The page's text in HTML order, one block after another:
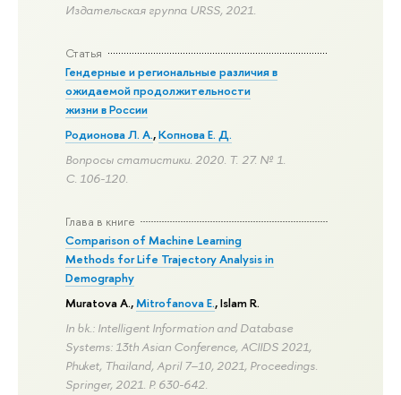
Издательская группа URSS, 2021.
Статья
Гендерные и региональные различия в
ожидаемой продолжительности
жизни в России
Родионова Л. А.,Копнова Е. Д.
Вопросы статистики. 2020. Т. 27. № 1.
С. 106-120.
Глава в книге
Comparison of Machine Learning
Methods for Life Trajectory Analysis in
Demography
Muratova A.,Mitrofanova E.,Islam R.
In bk.: Intelligent Information and Database
Systems: 13th Asian Conference, ACIIDS 2021,
Phuket, Thailand, April 7–10, 2021, Proceedings.
Springer, 2021. P. 630-642.